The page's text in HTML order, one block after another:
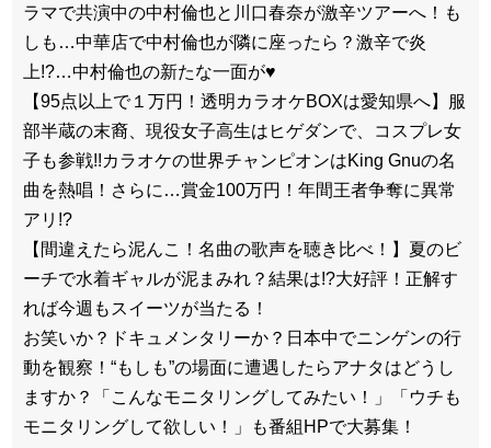
ラマで共演中の中村倫也と川口春奈が激辛ツアーへ！も
しも…中華店で中村倫也が隣に座ったら？激辛で炎
上!?…中村倫也の新たな一面が♥
【95点以上で１万円！透明カラオケBOXは愛知県へ】服
部半蔵の末裔、現役女子高生はヒゲダンで、コスプレ女
子も参戦!!カラオケの世界チャンピオンはKing Gnuの名
曲を熱唱！さらに…賞金100万円！年間王者争奪に異常
アリ!?
【間違えたら泥んこ！名曲の歌声を聴き比べ！】夏のビ
ーチで水着ギャルが泥まみれ？結果は!?大好評！正解す
れば今週もスイーツが当たる！
お笑いか？ドキュメンタリーか？日本中でニンゲンの行
動を観察！“もしも”の場面に遭遇したらアナタはどうし
ますか？「こんなモニタリングしてみたい！」「ウチも
モニタリングして欲しい！」も番組HPで大募集！